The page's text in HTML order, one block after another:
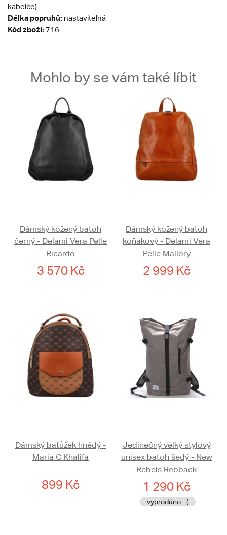
kabelce)
Délka popruhů: nastavitelná
Kód zboží: 716
Mohlo by se vám také líbit
Dámský kožený batoh
černý - Delami Vera Pelle
Ricardo
3 570 Kč
Dámský kožený batoh
koňakový - Delami Vera
Pelle Mallory
2 999 Kč
Dámský batůžek hnědý -
Maria C Khalifa
899 Kč
Jedinečný velký stylový
unisex batoh šedý - New
Rebels Rebback
1 290 Kč
vyprodáno :-(